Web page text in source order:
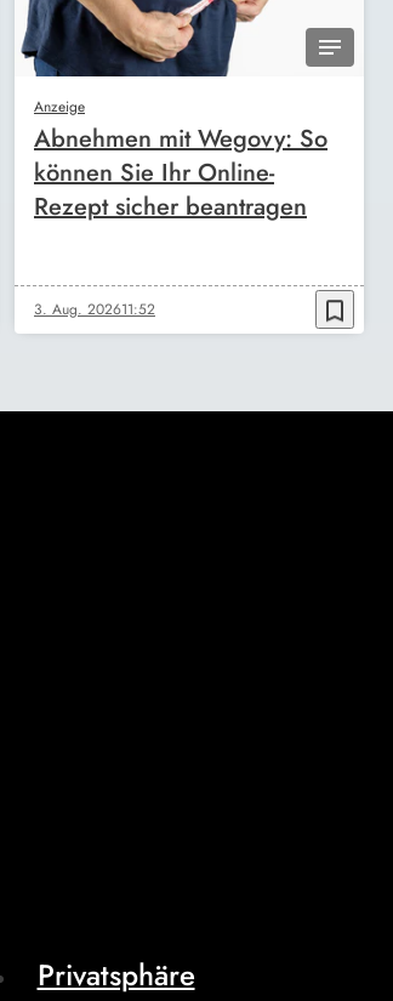
Anzeige
Abnehmen mit Wegovy: So
können Sie Ihr Online-
Rezept sicher beantragen
3. Aug. 202611:52 bookmark_border
Privatsphäre